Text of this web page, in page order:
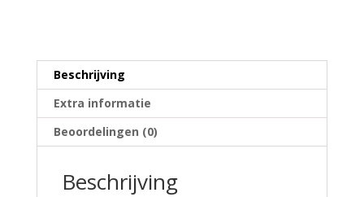
Beschrijving
Extra informatie
Beoordelingen (0)
Beschrijving